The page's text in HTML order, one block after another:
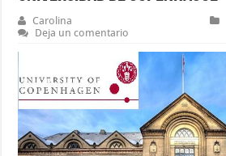
Carolina
Deja un comentario